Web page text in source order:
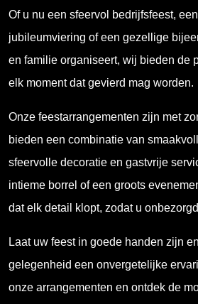
Of u nu een sfeervol bedrijfsfeest,
jubileumviering of een gezellige
en familie organiseert, wij bieden de
elk moment dat gevierd mag worden.
Onze feestarrangementen zijn met
bieden een combinatie van
sfeervolle decoratie en gastvrije
intieme borrel of een groots
dat elk detail klopt, zodat u
Laat uw feest in goede handen zijn
gelegenheid een onvergetelijke
onze arrangementen en ontdek de